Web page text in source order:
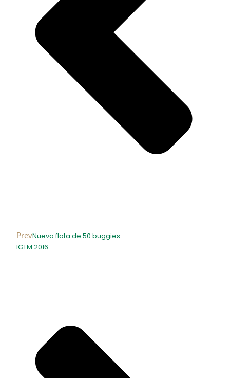
PrevNueva flota de 50 buggies
IGTM 2016